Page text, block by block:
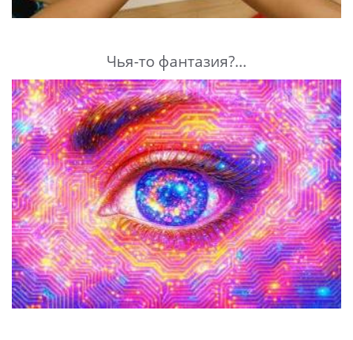
Чья-то фантазия?...